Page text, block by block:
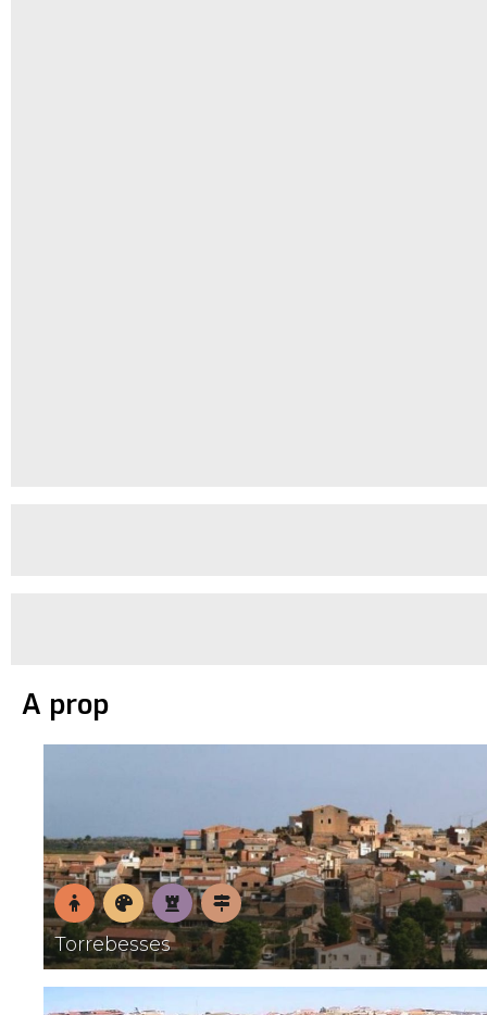
A prop
En
família
MuseusPatrimoni
Pobles
amb
encant
Torrebesses